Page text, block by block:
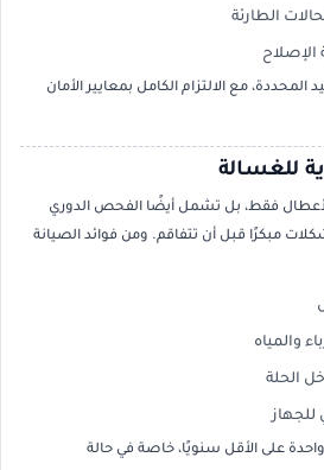
الطارئة
الإصلاح
المحددة، مع الالتزام الكامل بمعايير الأمان
للغسالة
فقط، بل تشمل أيضًا الفحص الدوري
مبكرًا قبل أن تتفاقم. ومن فوائد الصيانة
والمياه
الحلة
للجهاز
على الأقل سنويًا، خاصة في حالة